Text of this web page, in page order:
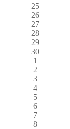
25
26
27
28
29
30
1
2
3
4
5
6
7
8